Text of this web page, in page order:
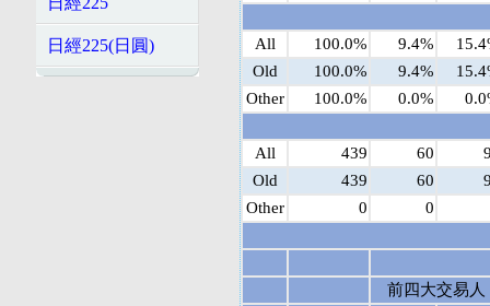
日經225(日圓) All 100.0% 9.4%
Old
100.0% 9.4%
Other
100.0% 0.0%
All 439 60
Old
439 60
Other
0 0
前四大交易人